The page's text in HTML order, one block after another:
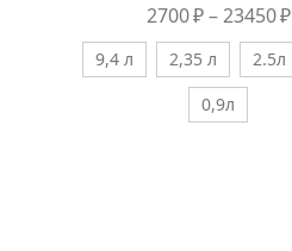
2700₽ – 23450₽
9,4 л 2,35 л 2.5л
0,9л